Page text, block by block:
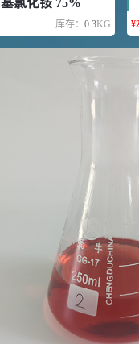
基氯化铵 75%
库存： 0.3KG ¥
浏览量 - 10w+
2021-05-25 饲
乙酸橙花酯
浏览量 - 5.51w
多效唑 90%
浏览量 - 4.4w
2021-07-07 植
4 N-羟甲基丙
浏览量 - 1.98w